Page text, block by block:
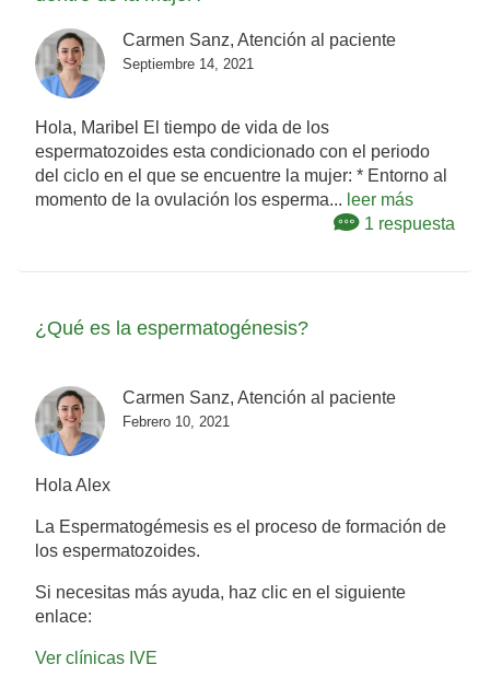
Carmen Sanz, Atención al paciente
Septiembre 14, 2021
Hola, Maribel El tiempo de vida de los
espermatozoides esta condicionado con el periodo
del ciclo en el que se encuentre la mujer: * Entorno al
momento de la ovulación los esperma... leer más
1 respuesta
¿Qué es la espermatogénesis?
Carmen Sanz, Atención al paciente
Febrero 10, 2021
Hola Alex
La Espermatogémesis es el proceso de formación de
los espermatozoides.
Si necesitas más ayuda, haz clic en el siguiente
enlace:
Ver clínicas IVE